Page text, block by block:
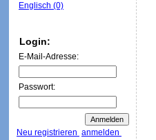
Englisch (0)
Login:
E-Mail-Adresse:
Passwort:
Neu registrieren anmelden